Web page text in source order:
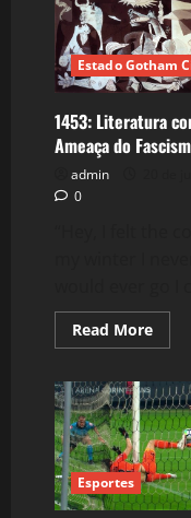
Estado Gotham
1453: Literatura
Ameaça do
admin
0
Read MoreRead
more
a
do
Esportes